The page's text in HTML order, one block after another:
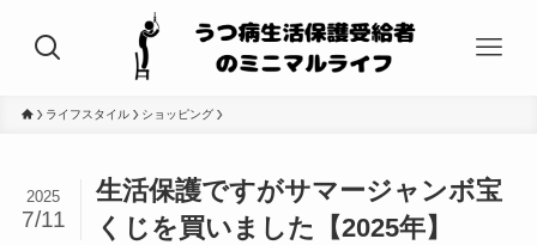
ライフスタイル ショッピング
生活保護ですがサマージャンボ宝
くじを買いました【2025年】
2025
7/11